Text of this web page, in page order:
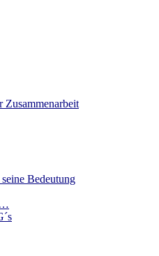
Zusammenarbeit
Bedeutung
…